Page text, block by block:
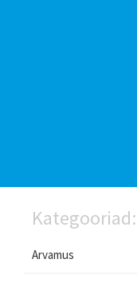
Kategooriad:
Arvamus